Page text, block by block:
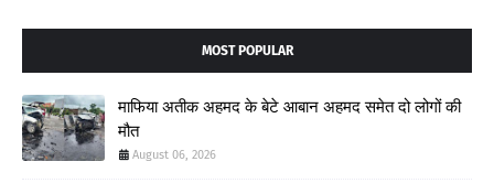
MOST POPULAR
माफिया अतीक अहमद के बेटे आबान अहमद समेत दो लोगों की
मौत
August 06, 2026